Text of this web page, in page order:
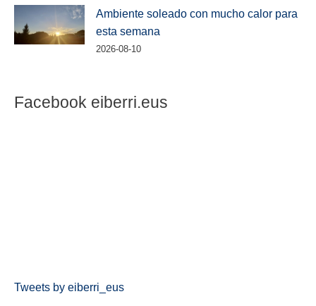
Ambiente soleado con mucho calor para
esta semana
2026-08-10
Facebook eiberri.eus
Tweets by eiberri_eus